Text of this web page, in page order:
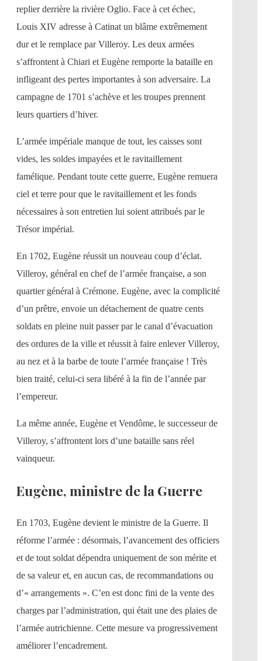
replier derrière la rivière Oglio. Face à cet échec,
Louis XIV adresse à Catinat un blâme extrêmement
dur et le remplace par Villeroy. Les deux armées
s’affrontent à Chiari et Eugène remporte la bataille en
infligeant des pertes importantes à son adversaire. La
campagne de 1701 s’achève et les troupes prennent
leurs quartiers d’hiver.
L’armée impériale manque de tout, les caisses sont
vides, les soldes impayées et le ravitaillement
famélique. Pendant toute cette guerre, Eugène remuera
ciel et terre pour que le ravitaillement et les fonds
nécessaires à son entretien lui soient attribués par le
Trésor impérial.
En 1702, Eugène réussit un nouveau coup d’éclat.
Villeroy, général en chef de l’armée française, a son
quartier général à Crémone. Eugène, avec la complicité
d’un prêtre, envoie un détachement de quatre cents
soldats en pleine nuit passer par le canal d’évacuation
des ordures de la ville et réussit à faire enlever Villeroy,
au nez et à la barbe de toute l’armée française ! Très
bien traité, celui-ci sera libéré à la fin de l’année par
l’empereur.
La même année, Eugène et Vendôme, le successeur de
Villeroy, s’affrontent lors d’une bataille sans réel
vainqueur.
Eugène, ministre de la Guerre
En 1703, Eugène devient le ministre de la Guerre. Il
réforme l’armée : désormais, l’avancement des officiers
et de tout soldat dépendra uniquement de son mérite et
de sa valeur et, en aucun cas, de recommandations ou
d’« arrangements ». C’en est donc fini de la vente des
charges par l’administration, qui était une des plaies de
l’armée autrichienne. Cette mesure va progressivement
améliorer l’encadrement.